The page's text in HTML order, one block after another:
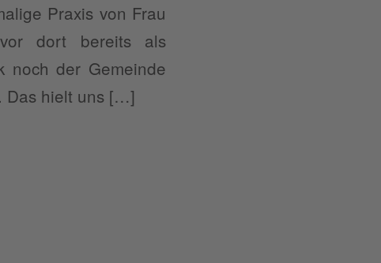
Praxis von Frau
dort bereits als
noch der Gemeinde
Das hielt uns […]